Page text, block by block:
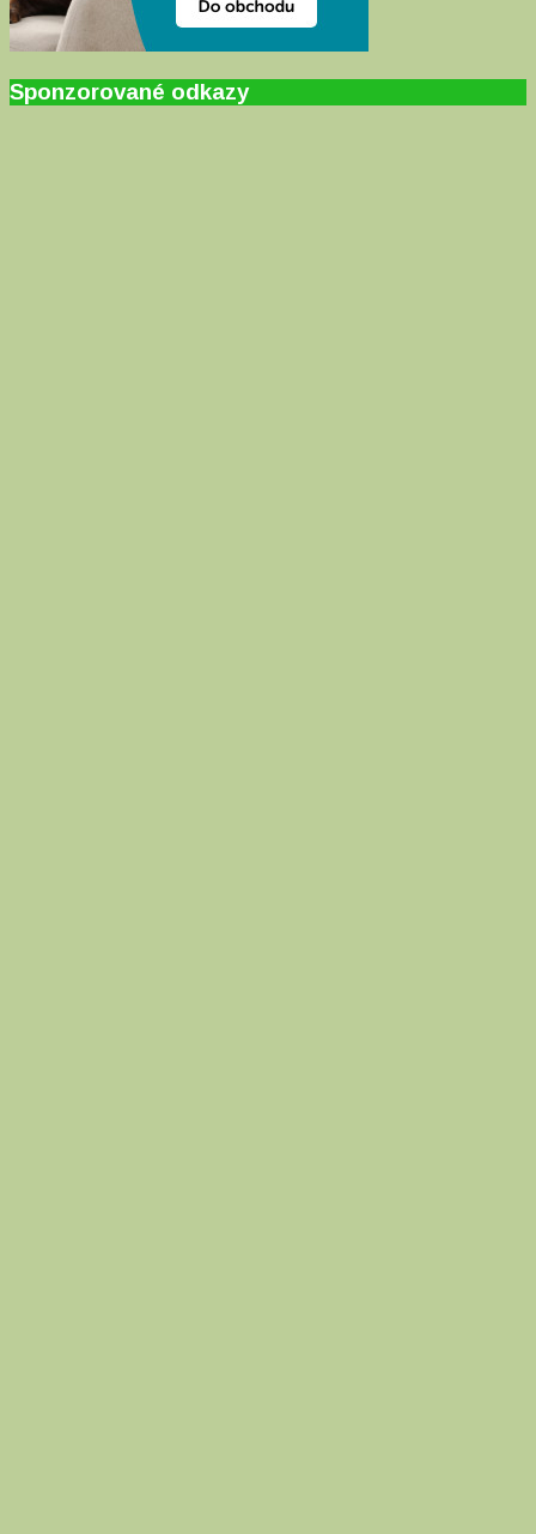
Sponzorované odkazy